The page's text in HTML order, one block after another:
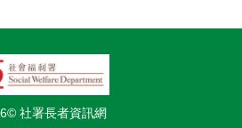
社署長者資訊網